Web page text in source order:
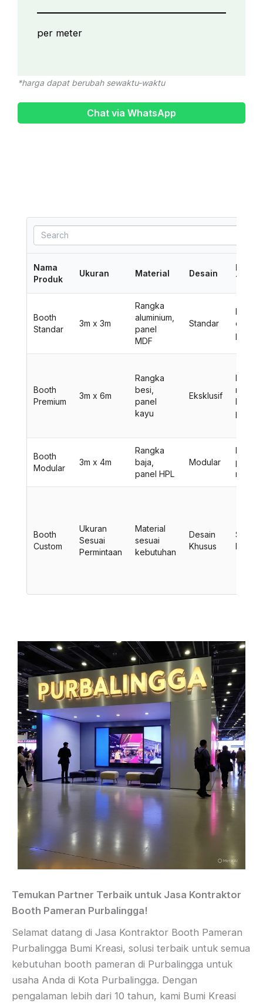
per meter
*harga dapat berubah sewaktu-waktu
Chat via WhatsApp
Nama
Produk
Ukuran Material Desain
Fitur
Booth
Standar
3m x 3m
Rangka
aluminium,
panel
MDF
Standar
Meja,
dan
Booth
Premium
3m x 6m
Rangka
besi,
panel
kayu
Eksklusif
LCD
rak
karpet
Booth
Modular
3m x 4m
Rangka
baja,
panel HPL
Modular
Display
rak
Booth
Custom
Ukuran
Sesuai
Permintaan
Material
sesuai
kebutuhan
Desain
Khusus
Sesuai
Temukan Partner Terbaik untuk Jasa Kontraktor
Booth Pameran Purbalingga!
Selamat datang di Jasa Kontraktor Booth Pameran
Purbalingga Bumi Kreasi, solusi terbaik untuk semua
kebutuhan booth pameran di Purbalingga untuk
usaha Anda di Kota Purbalingga. Dengan
pengalaman lebih dari 10 tahun, kami Bumi Kreasi